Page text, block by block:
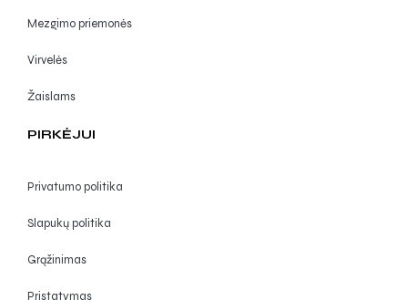
Mezgimo priemonės
Virvelės
Žaislams
PIRKĖJUI
Privatumo politika
Slapukų politika
Grąžinimas
Pristatymas